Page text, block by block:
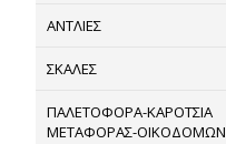
ΑΝΤΛΙΕΣ
ΣΚΑΛΕΣ
ΠΑΛΕΤΟΦΟΡΑ-ΚΑΡΟΤΣΙΑ
ΜΕΤΑΦΟΡΑΣ-ΟΙΚΟΔΟΜΩΝ